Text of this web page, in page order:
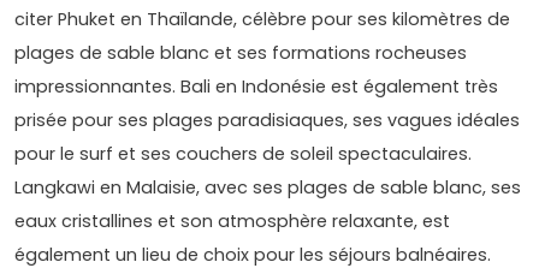
citer Phuket en Thaïlande, célèbre pour ses kilomètres de
plages de sable blanc et ses formations rocheuses
impressionnantes. Bali en Indonésie est également très
prisée pour ses plages paradisiaques, ses vagues idéales
pour le surf et ses couchers de soleil spectaculaires.
Langkawi en Malaisie, avec ses plages de sable blanc, ses
eaux cristallines et son atmosphère relaxante, est
également un lieu de choix pour les séjours balnéaires.